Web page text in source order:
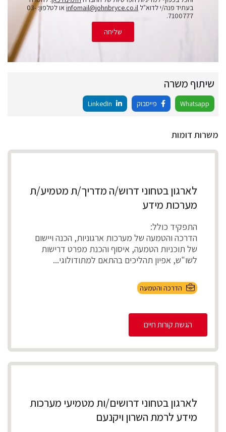
בעתיד פנה/י לדוא"ל infomail@johnbryce.co.il
או לטלפון: 03-
7100777.
שליחה
שיתוף משרה
Whatsapp פייסבוק
משרות דומות
לארגון בטחוני דרוש/ה מדריך/ת מטמיע/ת
מערכות מידע
התפקיד כולל:
הדרכה והטמעה של מערכות ארגוניות, הכנה ויישום
של תוכניות הטמעה, איסוף והכנת מפרט דרישות
לשו"ש, אפיון תהליכים בהתאם למתודולוגי...
הדרכה והטמעה
הגשת קורות חיים
לארגון בטחוני דרושים/ות מטמיעי מערכות
מידע לרמת השרון ויקנעם